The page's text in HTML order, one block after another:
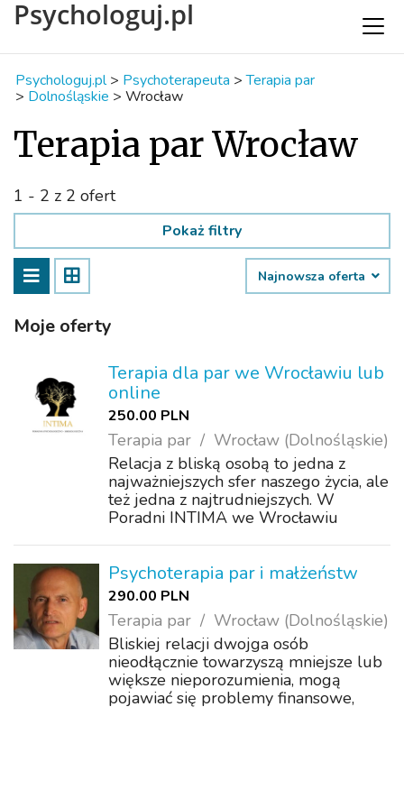
Psychologuj.pl
Psychologuj.pl > Psychoterapeuta >Terapia par
> Dolnośląskie > Wrocław
Terapia par Wrocław
1 - 2 z 2 ofert
Pokaż filtry
Najnowsza oferta
Moje oferty
Terapia dla par we Wrocławiu lub
online
250.00 PLN
Terapia par
Wrocław (Dolnośląskie)
Relacja z bliską osobą to jedna z
najważniejszych sfer naszego życia, ale
też jedna z najtrudniejszych. W
Poradni INTIMA we Wrocławiu
się początkiem głębszego zrozumienia
siebie n...
Psychoterapia par i małżeństw
290.00 PLN
Terapia par
Wrocław (Dolnośląskie)
Bliskiej relacji dwojga osób
nieodłącznie towarzyszą mniejsze lub
większe nieporozumienia, mogą
pojawiać się problemy finansowe,